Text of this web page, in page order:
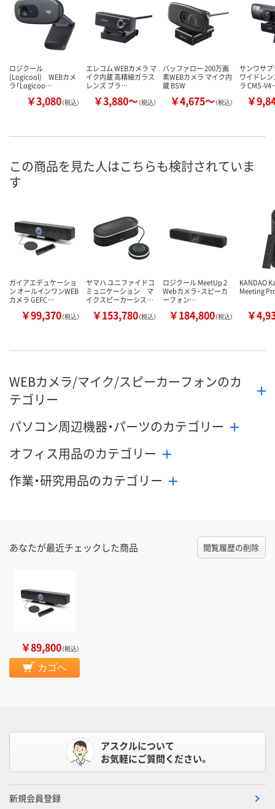
ロジクール
(Logicool) WEBカメ
ラ「Logicoo…
￥3,080（税込）
エレコム WEBカメラ マ
イク内蔵 高精細ガラス
レンズ ブラ…
￥3,880～（税込）
バッファロー 200万画
素WEBカメラ マイク内
蔵 BSW
￥4,675～（税込）
サンワサ
ワイドレ
ラ CMS-
￥
この商品を見た人はこちらも検討されていま
す
ガイアエデュケーショ
ン オールインワンWEB
カメラ GEFC…
￥99,370（税込）
ヤマハ ユニファイドコ
ミュニケーション マ
イクスピーカーシス…
￥153,780（税込）
ロジクール MeetUp 2
Webカメラ・スピーカ
ーフォン…
￥184,800（税込）
KANDAO
Meeting
￥
WEBカメラ/マイク/スピーカーフォンのカ
テゴリー
パソコン周辺機器・パーツのカテゴリー
オフィス用品のカテゴリー
作業・研究用品のカテゴリー
あなたが最近チェックした商品 閲覧履歴の削除
￥89,800（税込）
カゴへ
アスクルについて
お気軽にご質問ください。
新規会員登録